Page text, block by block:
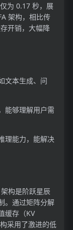
为 0.17 秒，展
架构，相比传
开销，大幅降
文本生成、问
能够理解用户需
理能力，能解决
构是阶跃星辰
。通过矩阵分解
缓存（KV
采用了激进的低